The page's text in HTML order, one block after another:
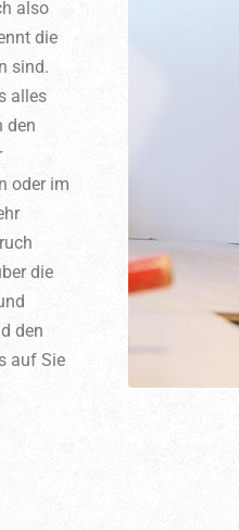
also
die
sind.
alles
den
oder im
die
den
auf Sie